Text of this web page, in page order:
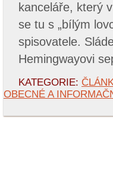
kanceláře, který
se tu s „bílým
spisovatele.
Hemingwayovi
KATEGORIE:
OBECNÉ A